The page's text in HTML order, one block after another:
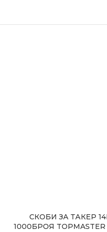
СКОБИ ЗА ТАКЕР
1000БРОЯ TOPMASTER